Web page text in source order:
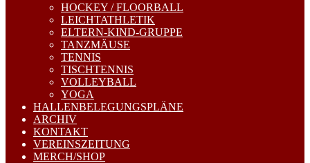
HOCKEY / FLOORBALL
LEICHTATHLETIK
ELTERN-KIND-GRUPPE
TANZMÄUSE
TENNIS
TISCHTENNIS
VOLLEYBALL
YOGA
HALLENBELEGUNGSPLÄNE
ARCHIV
KONTAKT
VEREINSZEITUNG
MERCH/SHOP